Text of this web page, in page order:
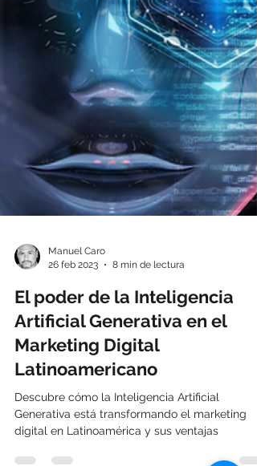
Manuel Caro
26 feb 2023
8 min de lectura
El poder de la Inteligencia
Artificial Generativa en el
Marketing Digital